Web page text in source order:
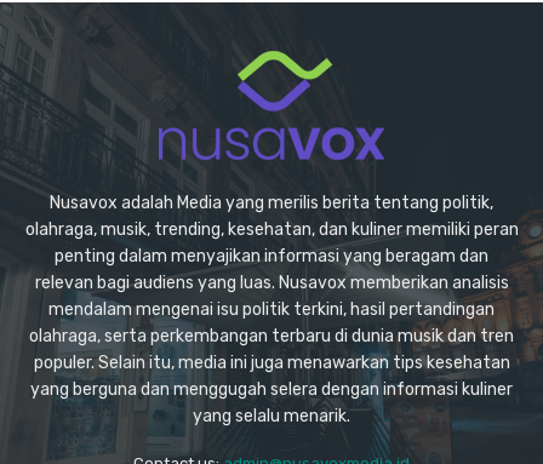
Nusavox adalah Media yang merilis berita tentang politik,
olahraga, musik, trending, kesehatan, dan kuliner memiliki peran
penting dalam menyajikan informasi yang beragam dan
relevan bagi audiens yang luas. Nusavox memberikan analisis
mendalam mengenai isu politik terkini, hasil pertandingan
olahraga, serta perkembangan terbaru di dunia musik dan tren
populer. Selain itu, media ini juga menawarkan tips kesehatan
yang berguna dan menggugah selera dengan informasi kuliner
yang selalu menarik.